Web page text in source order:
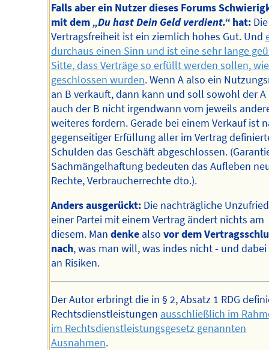
Falls aber ein Nutzer dieses Forums
mit dem„Du hast Dein Geld verdient.“hat:Die
Vertragsfreiheit ist ein ziemlich hohes Gut. Und
durchaus einen Sinn und ist eine sehr lange
Sitte, dass Verträge so erfüllt werden sollen,
geschlossen wurden. Wenn A also ein
an B verkauft, dann kann und soll sowohl der A
auch der B nicht irgendwann vom jeweils
weiteres fordern. Gerade bei einem Verkauf ist
gegenseitiger Erfüllung aller im Vertrag
Schulden das Geschäft abgeschlossen.
Sachmängelhaftung bedeuten das Aufleben
Rechte, Verbraucherrechte dto.).
Anders ausgerückt:Die nachträgliche
einer Partei mit einem Vertrag ändert nichts am
diesem. Man denkealso vor dem
nach, was man will, was indes nicht - und dabei
an Risiken.
Der Autor erbringt die in § 2, Absatz 1 RDG
Rechtsdienstleistungen ausschließlich im
im Rechtsdienstleistungsgesetz genannten
Ausnahmen.